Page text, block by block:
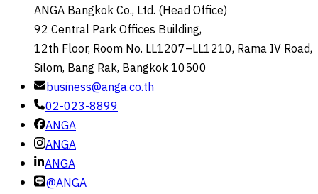
ANGA Bangkok Co., Ltd. (Head Office)
92 Central Park Offices Building,
12th Floor, Room No. LL1207–LL1210, Rama IV Road,
Silom, Bang Rak, Bangkok 10500
business@anga.co.th
02-023-8899
ANGA
ANGA
ANGA
@ANGA